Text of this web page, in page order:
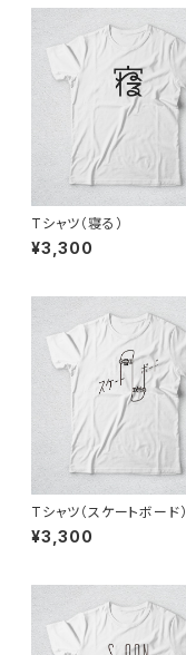
Tシャツ（寝る）
¥3,300
Tシャツ（スケートボード）
¥3,300